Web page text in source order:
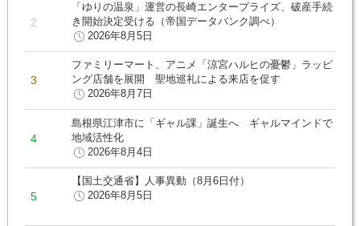
「ゆりの温泉」運営の長崎エンタープライズ、破産手続
き開始決定受ける（帝国データバンク調べ）
2026年8月5日
ファミリーマート、アニメ「涼宮ハルヒの憂鬱」ラッピ
ング店舗を展開 聖地巡礼による来店を促す
2026年8月7日
島根県江津市に「ギャル課」誕生へ ギャルマインドで
地域活性化
2026年8月4日
【国土交通省】人事異動（8月6日付）
2026年8月5日